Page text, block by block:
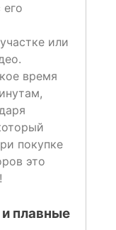
или
время
покупке
это
плавные